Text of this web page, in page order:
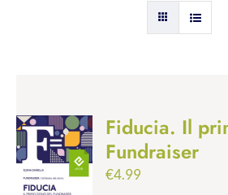
Fiducia. Il
Fundraiser
€4.99